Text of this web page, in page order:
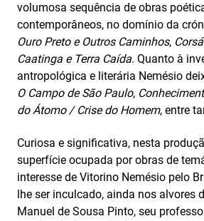
volumosa sequência de obras
contemporâneos, no domínio da
Ouro Preto e Outros Caminhos,
Caatinga e Terra Caída. Quanto à
antropológica e literária Nemésio
O Campo de São Paulo,
do Átomo / Crise do Homem, entre
Curiosa e significativa, nesta
superfície ocupada por obras de
interesse de Vitorino Nemésio pelo
lhe ser inculcado, ainda nos alvores
Manuel de Sousa Pinto, seu